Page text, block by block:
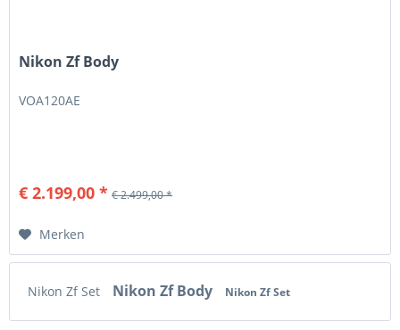
Nikon Zf Body
VOA120AE
€ 2.199,00 * € 2.499,00 *
Merken
Nikon Zf Set Nikon Zf Body Nikon Zf Set